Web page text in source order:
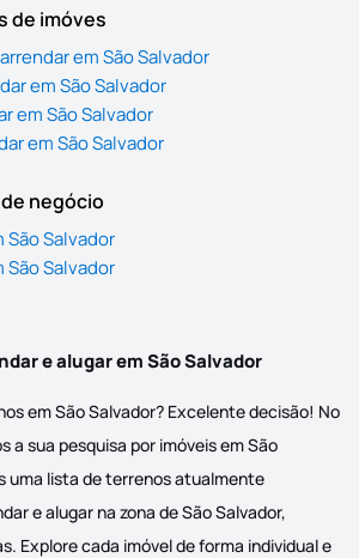
de imóves
em São Salvador
em São Salvador
em São Salvador
em São Salvador
negócio
Salvador
Salvador
e alugar em São Salvador
em São Salvador? Excelente decisão! No
a sua pesquisa por imóveis em São
uma lista de terrenos atualmente
e alugar na zona de São Salvador,
Explore cada imóvel de forma individual e